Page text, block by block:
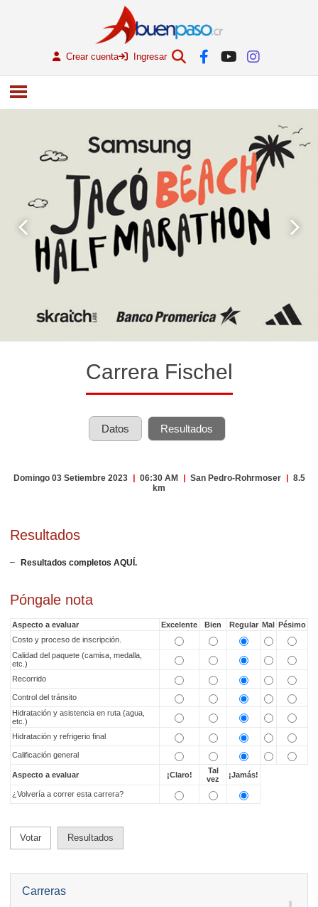
Crear cuenta Ingresar
Carreras
Carrera Fischel
Datos Resultados
Domingo 03 Setiembre 2023 | 06:30 AM | San Pedro-Rohrmoser | 8.5
km
Resultados
Resultados completos AQUÍ.
Póngale nota
Aspecto a evaluar Excelente Bien Regular Mal Pésimo
Costo y proceso de inscripción.
Calidad del paquete (camisa, medalla,
etc.)
Recorrido
Control del tránsito
Hidratación y asistencia en ruta (agua,
etc.)
Hidratación y refrigerio final
Calificación general
Aspecto a evaluar ¡Claro!
Tal
vez
¡Jamás!
¿Volvería a correr esta carrera?
Votar Resultados